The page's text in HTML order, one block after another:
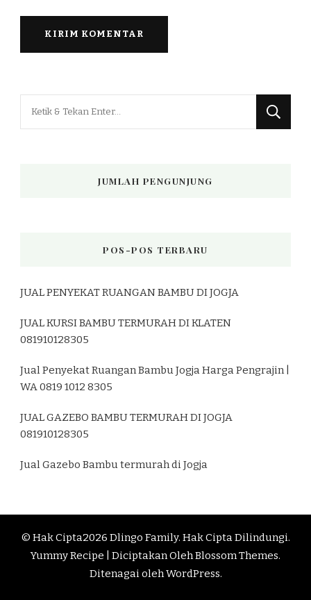
JUMLAH PENGUNJUNG
POS-POS TERBARU
JUAL PENYEKAT RUANGAN BAMBU DI JOGJA
JUAL KURSI BAMBU TERMURAH DI KLATEN
081910128305
Jual Penyekat Ruangan Bambu Jogja Harga Pengrajin |
WA 0819 1012 8305
JUAL GAZEBO BAMBU TERMURAH DI JOGJA
081910128305
Jual Gazebo Bambu termurah di Jogja
© Hak Cipta2026 Dlingo Family. Hak Cipta Dilindungi.
Yummy Recipe | Diciptakan OlehBlossom Themes.
Ditenagai olehWordPress.